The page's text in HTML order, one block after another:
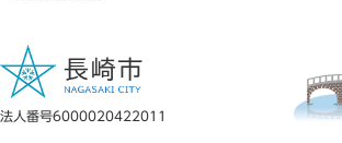
法人番号6000020422011